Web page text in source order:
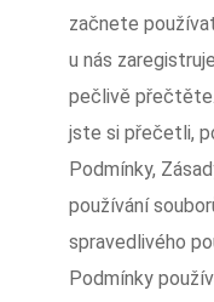
začnete
u nás
pečlivě
jste si přečetli,
Podmínky,
používání
spravedlivého
Podmínky